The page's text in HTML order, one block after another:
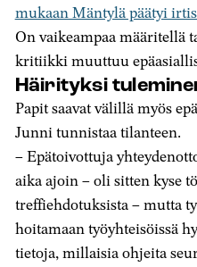
mukaan Mäntylä päätyi
On vaikeampaa
kritiikki muuttuu
Häirityksi
Papit saavat välillä myös
Junni tunnistaa tilanteen.
– Epätoivottuja
aika ajoin – oli sitten kyse
treffiehdotuksista – mutta
hoitamaan työyhteisöissä
tietoja, millaisia ohjeita